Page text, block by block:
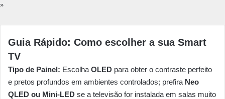
»
Guia Rápido: Como escolher a sua Smart
TV
Tipo de Painel: Escolha OLED para obter o contraste perfeito
e pretos profundos em ambientes controlados; prefira Neo
QLED ou Mini-LED se a televisão for instalada em salas muito